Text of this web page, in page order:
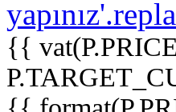
{{